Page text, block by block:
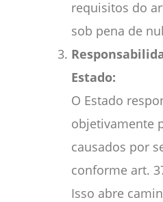
requisitos do
sob pena de
Estado:
O Estado
objetivamente
causados por
conforme art.
Isso abre